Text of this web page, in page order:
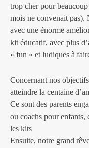
trop cher pour
mois ne convenait pas).
avec une énorme
kit éducatif, avec plus
« fun » et ludiques à
Concernant nos
atteindre la centaine
Ce sont des parents
ou coachs pour enfants,
les kits
Ensuite, notre grand